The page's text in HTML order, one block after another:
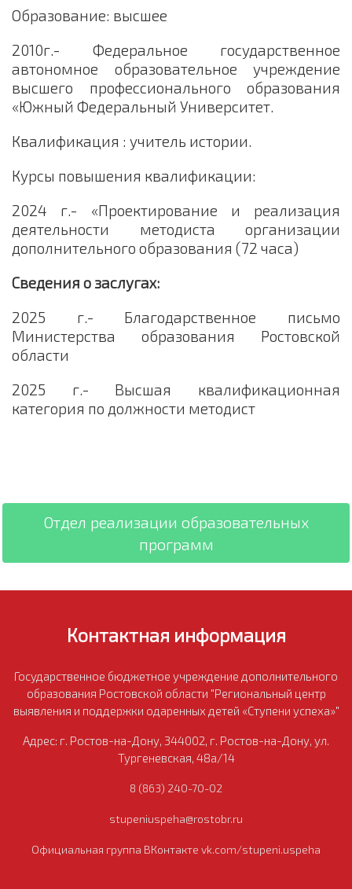
Образование: высшее
2010г.- Федеральное государственное
автономное образовательное учреждение
высшего профессионального образования
«Южный Федеральный Университет.
Квалификация : учитель истории.
Курсы повышения квалификации:
2024 г.- «Проектирование и реализация
деятельности методиста организации
дополнительного образования (72 часа)
Сведения о заслугах:
2025 г.- Благодарственное письмо
Министерства образования Ростовской
области
2025 г.- Высшая квалификационная
категория по должности методист
Отдел реализации образовательных
программ
Контактная информация
Государственное бюджетное учреждение дополнительного
образования Ростовской области "Региональный центр
выявления и поддержки одаренных детей «Ступени успеха»"
Адрес: г. Ростов-на-Дону, 344002, г. Ростов-на-Дону, ул.
Тургеневская, 48а/14
8 (863) 240-70-02
stupeniuspeha@rostobr.ru
Официальная группа ВКонтакте vk.com/stupeni.uspeha